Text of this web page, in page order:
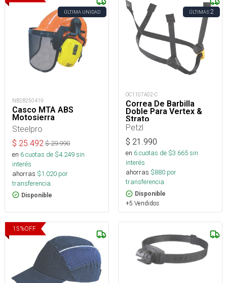
ÚLTIMA UNIDAD
NB2B250419
Casco MTA ABS
Motosierra
Steelpro
$ 25.492 $29.990
en 6cuotas de $4.249sin
interés
ahorras $1.020 por
transferencia.
Disponible
ÚLTIMAS2
OC1107A02-C
Correa De Barbilla
Doble Para Vertex &
Strato
Petzl
$ 21.990
en 6cuotas de $3.665sin
interés
ahorras $880 por
transferencia.
Disponible
+5 Vendidos
15%OFF